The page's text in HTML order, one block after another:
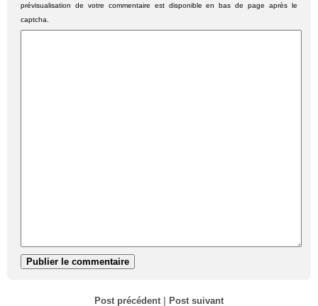
prévisualisation de votre commentaire est disponible en bas de page après le
captcha.
Post précédent Post suivant